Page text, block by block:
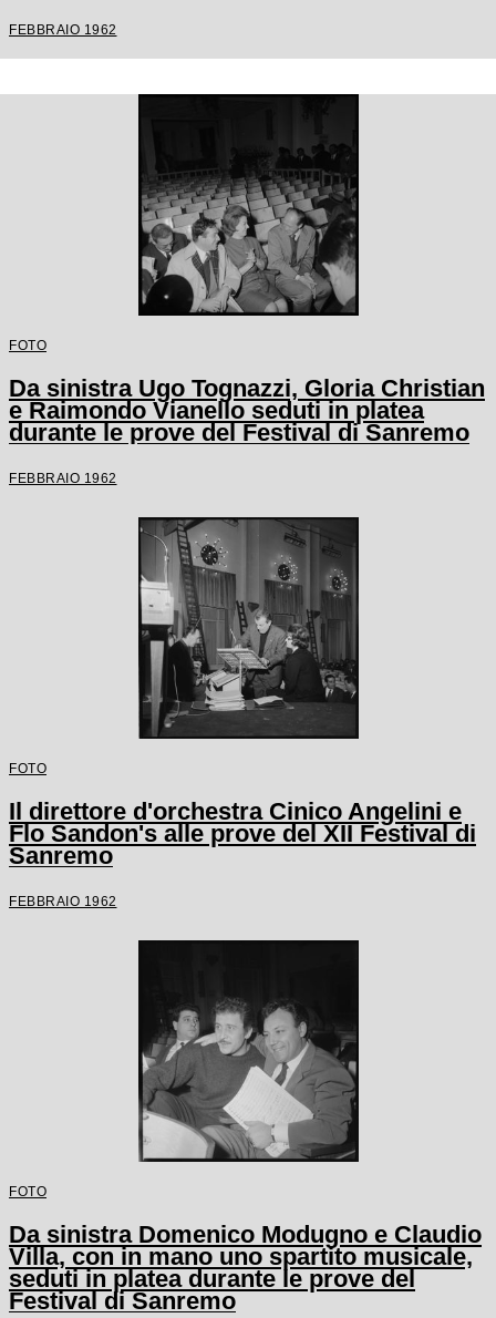
FEBBRAIO 1962
FOTO
Da sinistra Ugo Tognazzi, Gloria Christian
e Raimondo Vianello seduti in platea
durante le prove del Festival di Sanremo
FEBBRAIO 1962
FOTO
Il direttore d'orchestra Cinico Angelini e
Flo Sandon's alle prove del XII Festival di
Sanremo
FEBBRAIO 1962
FOTO
Da sinistra Domenico Modugno e Claudio
Villa, con in mano uno spartito musicale,
seduti in platea durante le prove del
Festival di Sanremo